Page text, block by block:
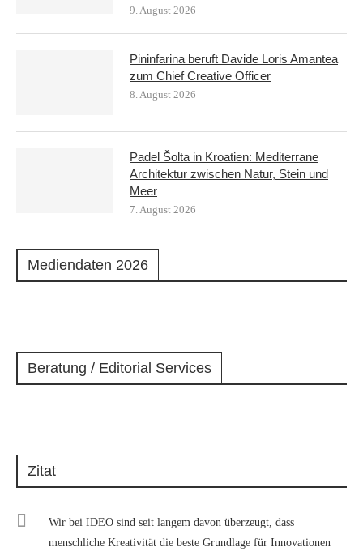
9. August 2026
Pininfarina beruft Davide Loris Amantea
zum Chief Creative Officer
8. August 2026
Padel Šolta in Kroatien: Mediterrane
Architektur zwischen Natur, Stein und
Meer
7. August 2026
Mediendaten 2026
Beratung / Editorial Services
Zitat
Wir bei IDEO sind seit langem davon überzeugt, dass
menschliche Kreativität die beste Grundlage für Innovationen